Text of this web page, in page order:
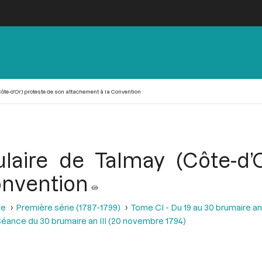
d’Or) proteste de son attachement à la Convention
de Talmay (Côte-
Première série (1787-1799)
Tome CI - Du 19 au 30 brumaire
du 30 brumaire an III (20 novembre 1794)